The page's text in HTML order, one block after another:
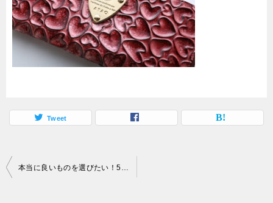
Tweet
投